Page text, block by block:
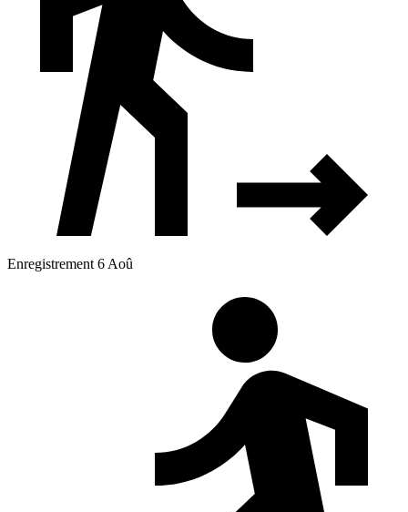
Enregistrement 6 Aoû